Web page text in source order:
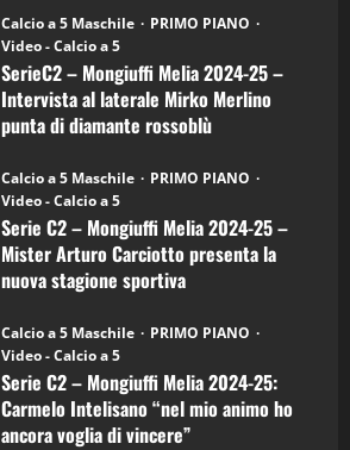
6)
–
Intervista
a
mister
Arturo
Carciotto
(Mongiuffi
Calcio a 5 Maschile
PRIMO PIANO
Video - Calcio a 5
SerieC2 – Mongiuffi Melia 2024-25 –
Intervista al laterale Mirko Merlino
punta di diamante rossoblù
Calcio a 5 Maschile
PRIMO PIANO
Video - Calcio a 5
Serie C2 – Mongiuffi Melia 2024-25 –
Mister Arturo Carciotto presenta la
nuova stagione sportiva
Calcio a 5 Maschile
PRIMO PIANO
Video - Calcio a 5
Serie C2 – Mongiuffi Melia 2024-25:
Carmelo Intelisano “nel mio animo ho
ancora voglia di vincere”
“SportEmpire” in Podcast: 27^ Puntata
(Martedi 14 Aprile 2026)
15/04/2026
“SportEmpire” in Podcast: 26^ Puntata
(Martedi 07 Aprile 2026)
08/04/2026
“SportEmpire” in Podcast: 30^ Puntata
(Martedi 05 Maggio 2026)
08/05/2026